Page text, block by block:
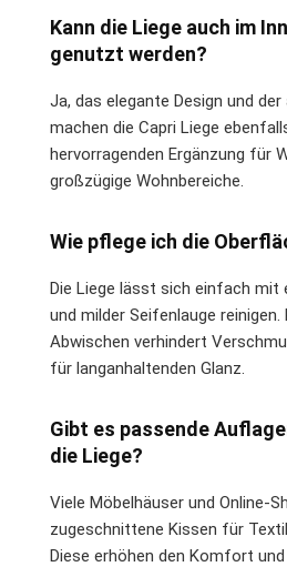
Kann die Liege auch im
genutzt werden?
Ja, das elegante Design und
machen die Capri Liege
hervorragenden Ergänzung für
großzügige Wohnbereiche.
Wie pflege ich die
Die Liege lässt sich einfach mit
und milder Seifenlauge reinigen.
Abwischen verhindert
für langanhaltenden Glanz.
Gibt es passende
die Liege?
Viele Möbelhäuser und Online-
zugeschnittene Kissen für
Diese erhöhen den Komfort